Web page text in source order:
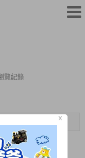
覽紀錄
X